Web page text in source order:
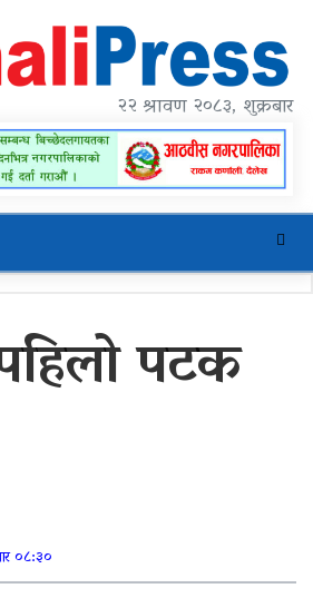
२२ श्रावण २०८३, शुक्रबार
गाउँपालिकाको प्रशासकीय भवन
शिलान्यास पटक
०८:३०